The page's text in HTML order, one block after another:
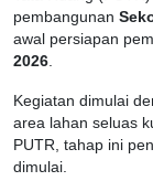
pembangunan
awal persiapan
2026
Kegiatan dimulai
area lahan seluas
PUTR, tahap ini
dimulai.